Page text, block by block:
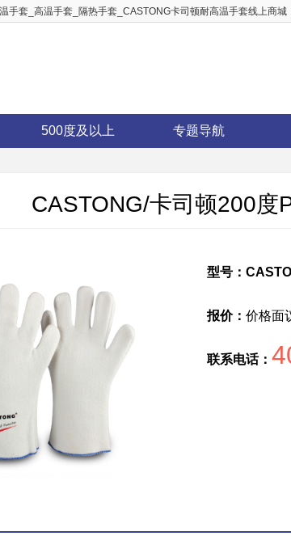
手套_高温手套_隔热手套_CASTONG卡司顿耐高温手套线上商城
500度及以上 专题导航
CASTONG/卡司顿200度
型号：
报价： 价格面
联系电话：